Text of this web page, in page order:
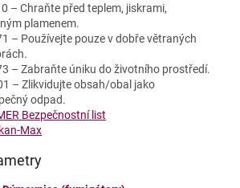
– Chraňte před teplem, jiskrami,
plamenem.
– Používejte pouze v dobře větraných
– Zabraňte úniku do životního prostředí.
– Zlikvidujte obsah/obal jako
odpad.
Bezpečnostní list
Max